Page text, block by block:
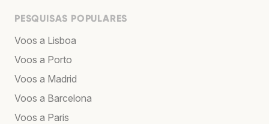
PESQUISAS POPULARES
Voos a Lisboa
Voos a Porto
Voos a Madrid
Voos a Barcelona
Voos a Paris